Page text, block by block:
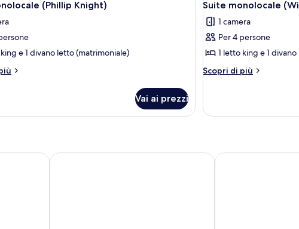
(Phillip Knight)
e 1 divano letto (matrimoniale)
Vai ai prezzi
tutte
le
foto
per
Suite
6
Suite monolocale
1 camera
Per 4 persone
1 letto king e 1
Scopri di più
Altri
monolocale
Catalina Canyon Inn Aurora Hotel